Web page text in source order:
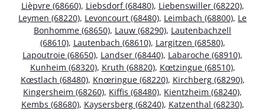
Lièpvre (68660), Liebsdorf (68480), Liebenswiller (68220),
Leymen (68220), Levoncourt (68480), Leimbach (68800), Le
Bonhomme (68650), Lauw (68290), Lautenbachzell
(68610), Lautenbach (68610), Largitzen (68580),
Lapoutroie (68650), Landser (68440), Labaroche (68910),
Kunheim (68320), Kruth (68820), Kœtzingue (68510),
Kœstlach (68480), Knœringue (68220), Kirchberg (68290),
Kingersheim (68260), Kiffis (68480), Kientzheim (68240),
Kembs (68680), Kaysersberg (68240), Katzenthal (68230),